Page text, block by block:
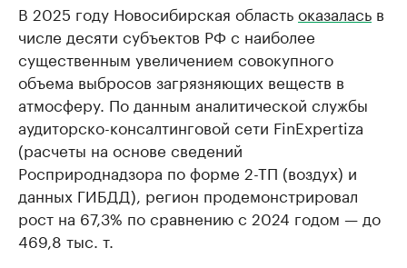
В 2025 году Новосибирская областьоказалась в
числе десяти субъектов РФ с наиболее
существенным увеличением совокупного
объема выбросов загрязняющих веществ в
атмосферу. По данным аналитической службы
аудиторско-консалтинговой сети FinExpertiza
(расчеты на основе сведений
Росприроднадзора по форме 2-ТП (воздух) и
данных ГИБДД), регион продемонстрировал
рост на 67,3% по сравнению с 2024 годом — до
469,8 тыс. т.